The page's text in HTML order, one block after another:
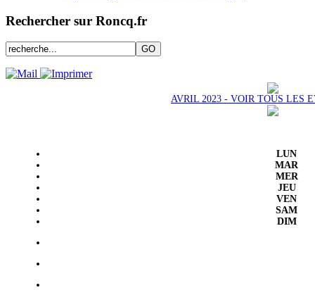
Rechercher sur Roncq.fr
AVRIL 2023 - VOIR TOUS LES
LUN
MAR
MER
JEU
VEN
SAM
DIM